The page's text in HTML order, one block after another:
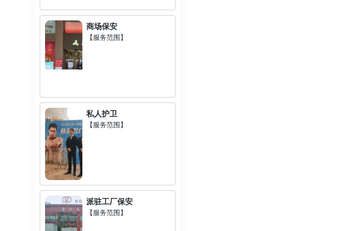
商场保安
【服务范围】
私人护卫
【服务范围】
派驻工厂保安
【服务范围】